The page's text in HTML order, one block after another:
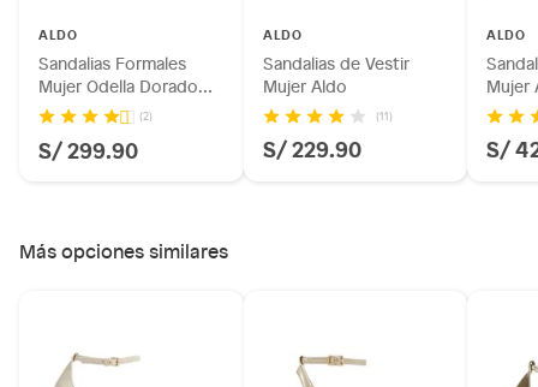
ALDO
Sandalias Formales
Mujer Odella Dorado
Aldo
(2)
S/ 299.90
ALDO
Sandalias de Vestir
Mujer Aldo
(11)
S/ 229.90
ALDO
Mujer
S/
Más opciones similares